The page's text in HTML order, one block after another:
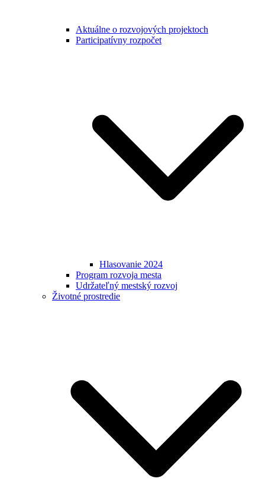
Aktuálne o rozvojových projektoch
Participatívny rozpočet
Hlasovanie 2024
Program rozvoja mesta
Udržateľný mestský rozvoj
Životné prostredie